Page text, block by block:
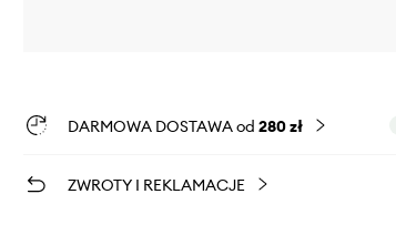
DARMOWA DOSTAWA od 280 zł
ZWROTY I REKLAMACJE